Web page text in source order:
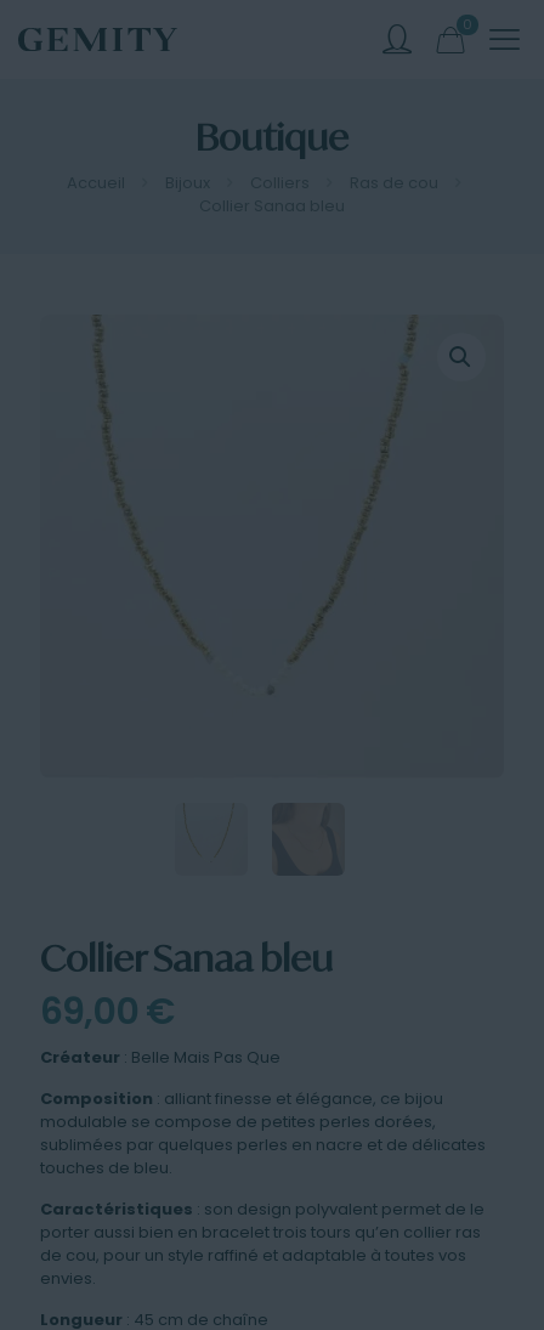
0
Boutique
Collier Sanaa bleu
69,00€
Créateur : Belle Mais Pas Que
Composition : alliant finesse et élégance, ce bijou
modulable se compose de petites perles dorées,
sublimées par quelques perles en nacre et de délicates
touches de bleu.
Caractéristiques : son design polyvalent permet de le
porter aussi bien en bracelet trois tours qu’en collier ras
de cou, pour un style raffiné et adaptable à toutes vos
envies.
Longueur : 45 cm de chaîne